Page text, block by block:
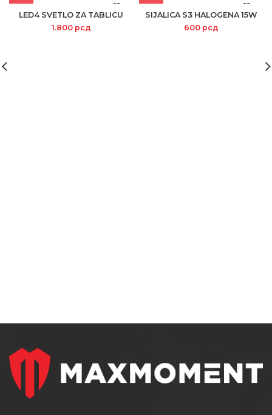
LED4 SVETLO ZA TABLICU
1.800 рсд
SIJALICA S3 HALOGENA 15W
600 рсд